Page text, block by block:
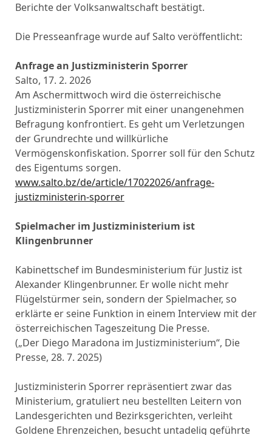
Berichte der Volksanwaltschaft bestätigt.
Die Presseanfrage wurde auf Salto veröffentlicht:
Anfrage an Justizministerin Sporrer
Salto, 17. 2. 2026
Am Aschermittwoch wird die österreichische
Justizministerin Sporrer mit einer unangenehmen
Befragung konfrontiert. Es geht um Verletzungen
der Grundrechte und willkürliche
Vermögenskonfiskation. Sporrer soll für den Schutz
des Eigentums sorgen.
www.salto.bz/de/article/17022026/anfrage-
justizministerin-sporrer
Spielmacher im Justizministerium ist
Klingenbrunner
Kabinettschef im Bundesministerium für Justiz ist
Alexander Klingenbrunner. Er wolle nicht mehr
Flügelstürmer sein, sondern der Spielmacher, so
erklärte er seine Funktion in einem Interview mit der
österreichischen Tageszeitung Die Presse.
(„Der Diego Maradona im Justizministerium“, Die
Presse, 28. 7. 2025)
Justizministerin Sporrer repräsentiert zwar das
Ministerium, gratuliert neu bestellten Leitern von
Landesgerichten und Bezirksgerichten, verleiht
Goldene Ehrenzeichen, besucht untadelig geführte